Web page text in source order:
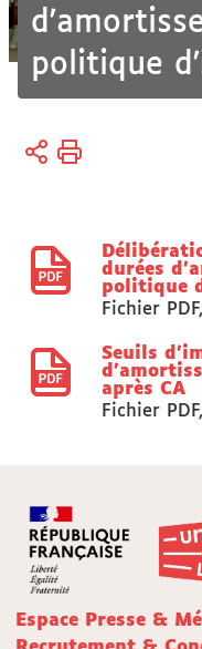
politique
Vous
Accueil
Conseils,
Commissions,
CA
durées
politique
Fichier PDF,
Seuils
après CA
Fichier PDF,
Espace Presse &